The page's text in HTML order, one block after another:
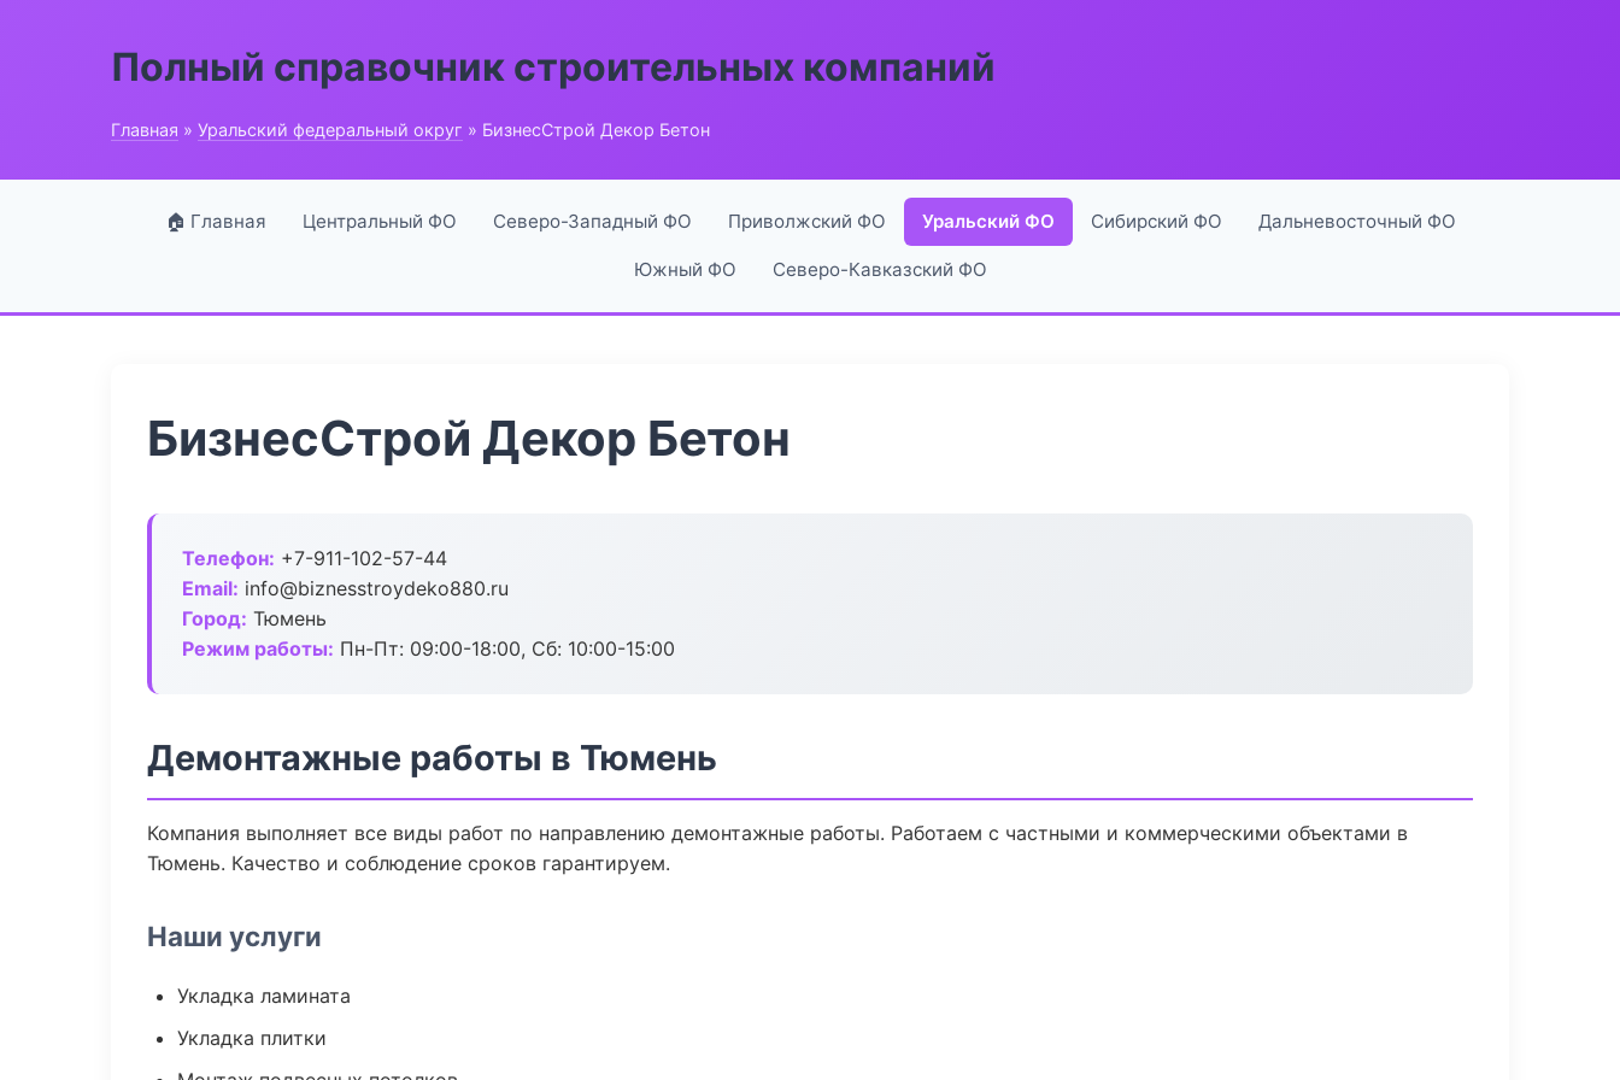
Полный справочник строительных компаний
Главная » Уральский федеральный округ » БизнесСтрой Декор Бетон
🏠 Главная Центральный ФО Северо-Западный ФО Приволжский ФО Уральский ФО Сибирский ФО Дальневосточный ФО
Южный ФО Северо-Кавказский ФО
БизнесСтрой Декор Бетон
Телефон: +7-911-102-57-44
Email: info@biznesstroydeko880.ru
Город: Тюмень
Режим работы: Пн-Пт: 09:00-18:00, Сб: 10:00-15:00
Демонтажные работы в Тюмень
Компания выполняет все виды работ по направлению демонтажные работы. Работаем с частными и коммерческими объектами в
Тюмень. Качество и соблюдение сроков гарантируем.
Наши услуги
Укладка ламината
Укладка плитки